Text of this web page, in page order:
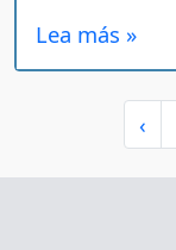
Lea más »
Page navigation
‹